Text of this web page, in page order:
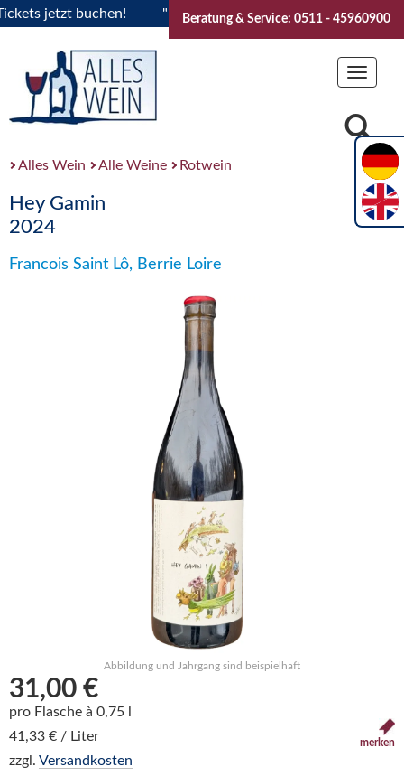
jetzt buchen! "Das Sommerfest 2026" Vive la
Beratung & Service: 0511 - 45960900
Toggle
Alles Wein Alle Weine Rotwein
Hey Gamin
2024
Francois Saint Lô, Berrie Loire
Abbildung und Jahrgang sind beispielhaft
31,00 €
pro Flasche à 0,75 l
41,33 € / Liter
zzgl. Versandkosten
merken